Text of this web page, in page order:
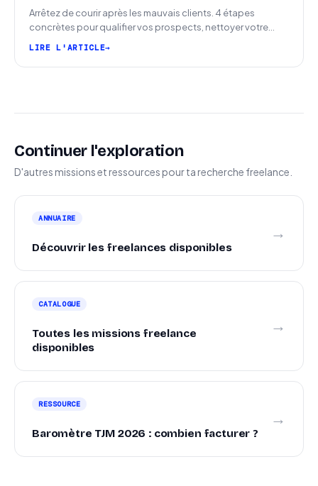
Arrêtez de courir après les mauvais clients. 4 étapes
concrètes pour qualifier vos prospects, nettoyer votre
LIRE L'ARTICLE
Continuer l'exploration
D'autres missions et ressources pour ta recherche freelance.
ANNUAIRE
Découvrir les freelances disponibles
→
CATALOGUE
Toutes les missions freelance
disponibles
→
RESSOURCE
Baromètre TJM 2026 : combien facturer ?
→